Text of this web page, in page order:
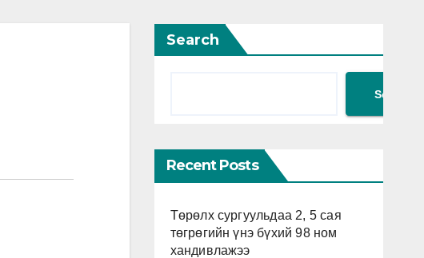
Search
Search
Recent Posts
Төрөлх сургуульдаа 2, 5 сая
төгрөгийн үнэ бүхий 98 ном
хандивлажээ